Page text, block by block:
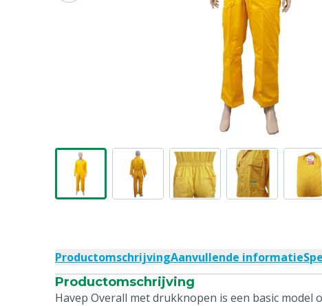
ProductomschrijvingAanvullende informatie
Productomschrijving
Havep Overall met drukknopen is een basic model